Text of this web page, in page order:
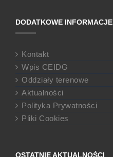
DODATKOWE INFORMACJE
Kontakt
Wpis CEIDG
Oddziały terenowe
Aktualności
Polityka Prywatności
Pliki Cookies
OSTATNIE AKTUALNOŚCI